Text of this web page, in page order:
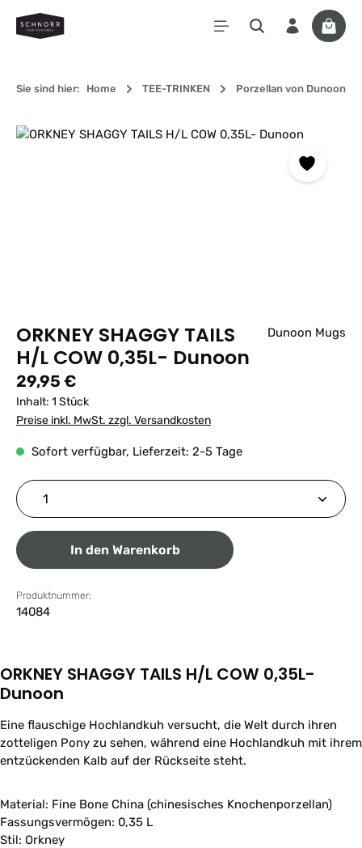
Zum Hauptinhalt springen
Sie sind hier: Home TEE-TRINKEN Porzellan von Dunoon
Bildergalerie überspringen
ORKNEY SHAGGY TAILS
H/L COW 0,35L- Dunoon
Dunoon Mugs
Regulärer Preis:
29,95 €
Inhalt: 1 Stück
Preise inkl. MwSt. zzgl. Versandkosten
Sofort verfügbar, Lieferzeit: 2-5 Tage
Produkt Anzahl: Gib den gewünschten Wert ein
In den Warenkorb
Produktnummer:
14084
ORKNEY SHAGGY TAILS H/L COW 0,35L-
Dunoon
Eine flauschige Hochlandkuh versucht, die Welt durch ihren
zotteligen Pony zu sehen, während eine Hochlandkuh mit ihrem
entzückenden Kalb auf der Rückseite steht.
Material: Fine Bone China (chinesisches Knochenporzellan)
Fassungsvermögen: 0,35 L
Stil: Orkney